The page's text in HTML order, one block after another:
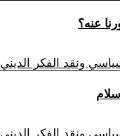
ونقد الفكر الديني